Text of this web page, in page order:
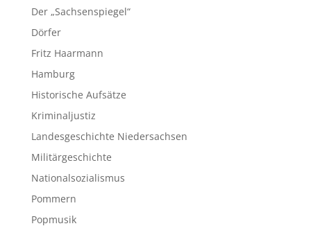
Der „Sachsenspiegel“
Dörfer
Fritz Haarmann
Hamburg
Historische Aufsätze
Kriminaljustiz
Landesgeschichte Niedersachsen
Militärgeschichte
Nationalsozialismus
Pommern
Popmusik